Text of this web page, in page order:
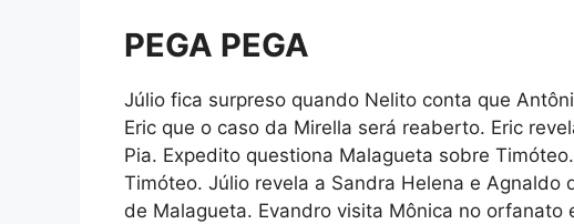
PEGA PEGA
Júlio fica surpreso quando Nelito conta que
Eric que o caso da Mirella será reaberto. Eric
Pia. Expedito questiona Malagueta sobre
Timóteo. Júlio revela a Sandra Helena e Agnaldo
de Malagueta. Evandro visita Mônica no